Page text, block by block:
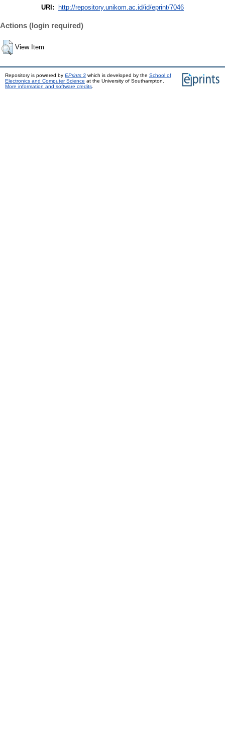
URI:
http://repository.unikom.ac.id/id/eprint/7046
Actions (login required)
View Item
Repository is powered by EPrints 3 which is developed by the School of
Electronics and Computer Science at the University of Southampton.
More information and software credits